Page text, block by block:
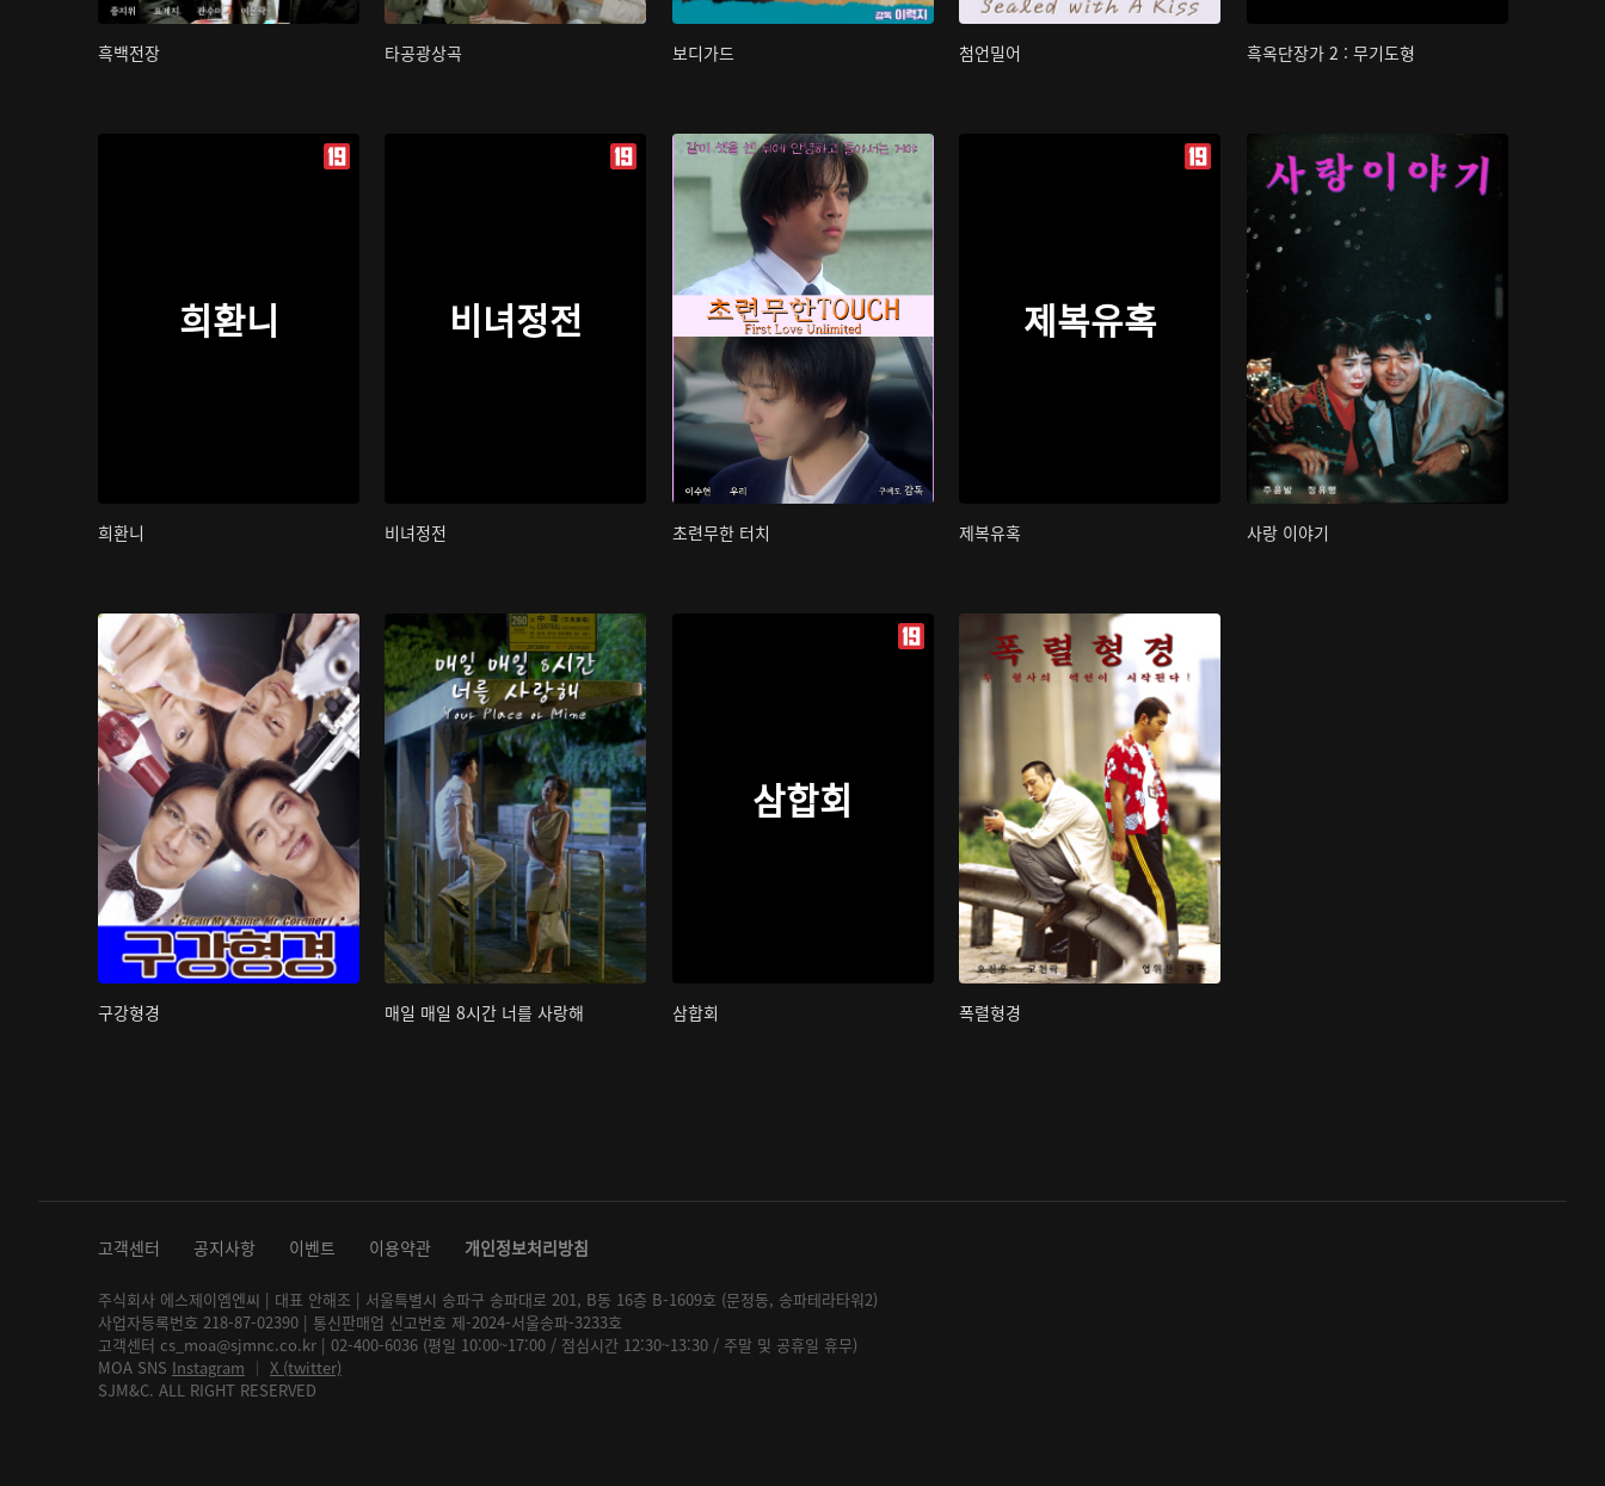
흑백전장 타공광상곡 보디가드 첨언밀어 흑옥단장가 2 : 무기도형
희환니
희환니
비녀정전
비녀정전 초련무한 터치
제복유혹
제복유혹 사랑 이야기
구강형경 매일 매일 8시간 너를 사랑해
삼합회
삼합회 폭렬형경
고객센터 공지사항 이벤트 이용약관 개인정보처리방침
주식회사 에스제이엠엔씨 | 대표 안해조 | 서울특별시 송파구 송파대로 201, B동 16층 B-1609호 (문정동, 송파테라타워2)
사업자등록번호 218-87-02390 | 통신판매업 신고번호 제-2024-서울송파-3233호
고객센터 cs_moa@sjmnc.co.kr | 02-400-6036 (평일 10:00~17:00 / 점심시간 12:30~13:30 / 주말 및 공휴일 휴무)
MOA SNS Instagram │ X (twitter)
SJM&C. ALL RIGHT RESERVED